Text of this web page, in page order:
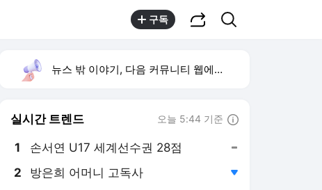
구독
뉴스 밖 이야기, 다음 커뮤니티 웹에서 보기
실시간 트렌드 오늘 5:44 기준
1 손서연 U17 세계선수권 28점
2 방은희 어머니 고독사